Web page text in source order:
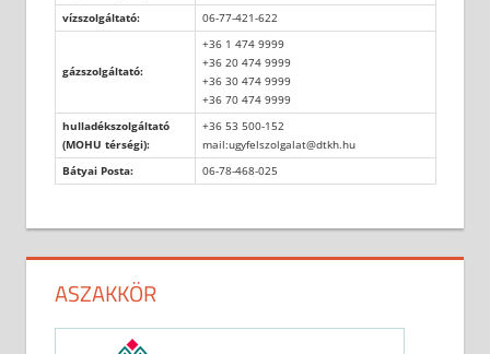
vízszolgáltató: 06-77-421-622
gázszolgáltató:
+36 1 474 9999
+36 20 474 9999
+36 30 474 9999
+36 70 474 9999
hulladékszolgáltató
(MOHU térségi):
+36 53 500-152
mail:ugyfelszolgalat@dtkh.hu
Bátyai Posta:
06-78-468-025
ASZAKKÖR